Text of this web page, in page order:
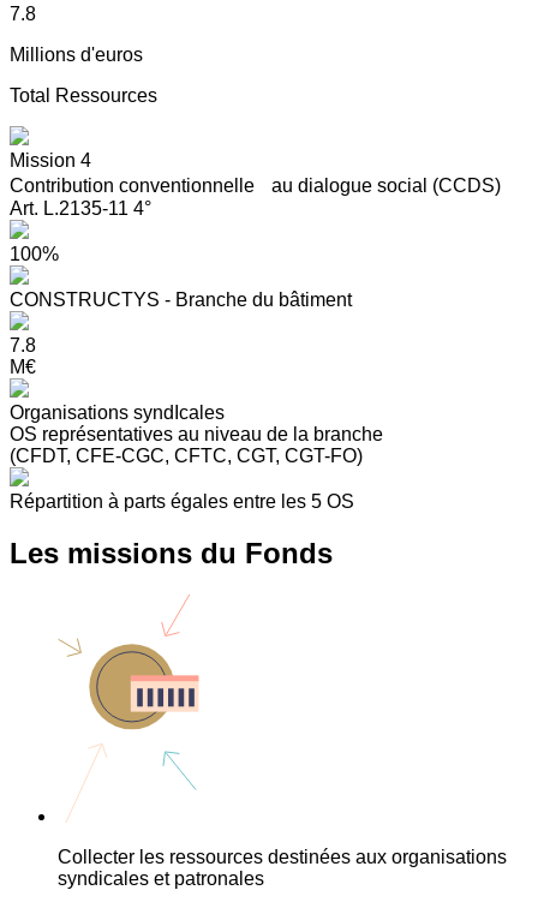
7.8
Millions d'euros
Total Ressources
Mission 4
Contribution conventionnelle au dialogue social (CCDS)
Art. L.2135-11 4°
100%
CONSTRUCTYS - Branche du bâtiment
7.8
M€
Organisations syndIcales
OS représentatives au niveau de la branche
(CFDT, CFE-CGC, CFTC, CGT, CGT-FO)
Répartition à parts égales entre les 5 OS
Les missions du Fonds
Collecter les ressources destinées aux organisations
syndicales et patronales